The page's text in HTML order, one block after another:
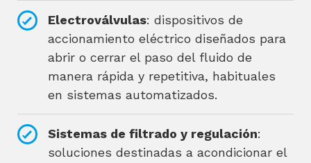
Electroválvulas: dispositivos de
accionamiento eléctrico diseñados para
abrir o cerrar el paso del fluido de
manera rápida y repetitiva, habituales
en sistemas automatizados.
Sistemas de filtrado y regulación:
soluciones destinadas a acondicionar el